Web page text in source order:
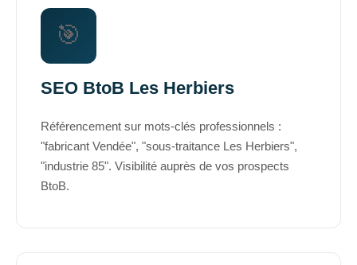
🎯
SEO BtoB Les Herbiers
Référencement sur mots-clés professionnels :
"fabricant Vendée", "sous-traitance Les Herbiers",
"industrie 85". Visibilité auprès de vos prospects
BtoB.